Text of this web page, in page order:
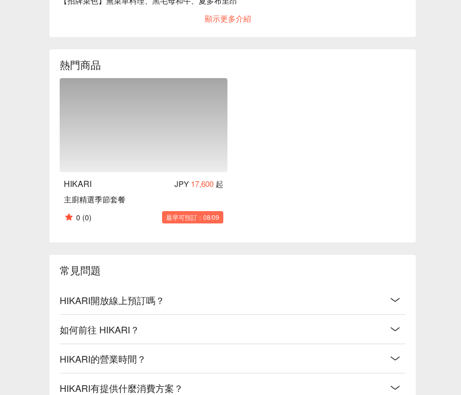
【更多推薦】距離池袋站東口僅需步行 5 分鐘，附近有許多旅遊景點，包括太陽城、南池袋公園、
顯示更多介紹
熱門商品
HIKARI JPY 17,600 起
主廚精選季節套餐
0 (0) 最早可預訂：08/09
常見問題
HIKARI開放線上預訂嗎？
如何前往 HIKARI？
HIKARI的營業時間？
HIKARI有提供什麼消費方案？